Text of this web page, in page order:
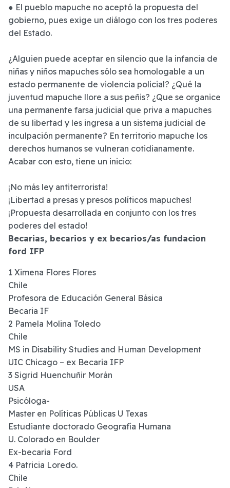
● El pueblo mapuche no aceptó la propuesta del
gobierno, pues exige un diálogo con los tres poderes
del Estado.
¿Alguien puede aceptar en silencio que la infancia de
niñas y niños mapuches sólo sea homologable a un
estado permanente de violencia policial? ¿Qué la
juventud mapuche llore a sus peñis? ¿Que se organice
una permanente farsa judicial que priva a mapuches
de su libertad y les ingresa a un sistema judicial de
inculpación permanente? En territorio mapuche los
derechos humanos se vulneran cotidianamente.
Acabar con esto, tiene un inicio:
¡No más ley antiterrorista!
¡Libertad a presas y presos políticos mapuches!
¡Propuesta desarrollada en conjunto con los tres
poderes del estado!
Becarias, becarios y ex becarios/as fundacion
ford IFP
1 Ximena Flores Flores
Chile
Profesora de Educación General Básica
Becaria IF
2 Pamela Molina Toledo
Chile
MS in Disability Studies and Human Development
UIC Chicago – ex Becaria IFP
3 Sigrid Huenchuñir Morán
USA
Psicóloga-
Master en Políticas Públicas U Texas
Estudiante doctorado Geografía Humana
U. Colorado en Boulder
Ex-becaria Ford
4 Patricia Loredo.
Chile